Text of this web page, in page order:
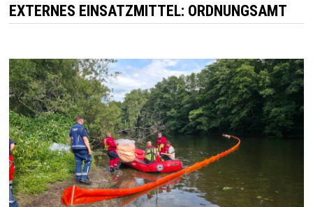
EXTERNES EINSATZMITTEL: ORDNUNGSAMT